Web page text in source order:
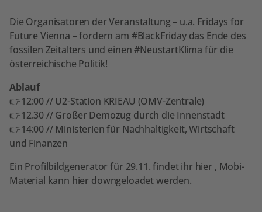
Die Organisatoren der Veranstaltung – u.a. Fridays for
Future Vienna – fordern am #BlackFriday das Ende des
fossilen Zeitalters und einen #NeustartKlima für die
österreichische Politik!
Ablauf
👉12:00 // U2-Station KRIEAU (OMV-Zentrale)
👉12.30 // Großer Demozug durch die Innenstadt
👉14:00 // Ministerien für Nachhaltigkeit, Wirtschaft
und Finanzen
Ein Profilbildgenerator für 29.11. findet ihr hier , Mobi-
Material kann hier downgeloadet werden.